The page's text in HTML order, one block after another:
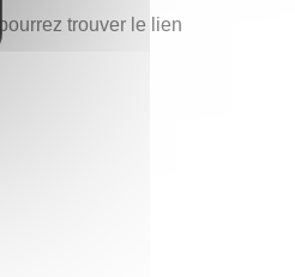
trouver le lien